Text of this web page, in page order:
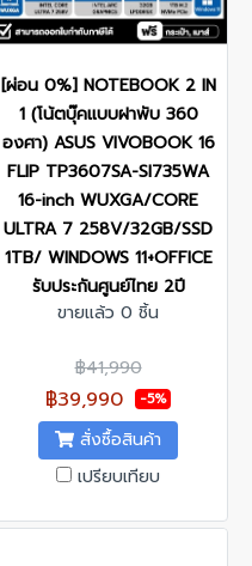
[ผ่อน 0%] NOTEBOOK 2 IN
1 (โน้ตบุ๊คแบบฝาพับ 360
องศา) ASUS VIVOBOOK 16
FLIP TP3607SA-SI735WA
16-inch WUXGA/CORE
ULTRA 7 258V/32GB/SSD
1TB/ WINDOWS 11+OFFICE
รับประกันศูนย์ไทย 2ปี
ขายแล้ว 0 ชิ้น
฿41,990
฿39,990 -5%
สั่งซื้อสินค้า
เปรียบเทียบ